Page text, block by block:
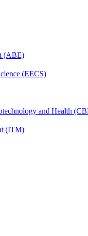
(ABE)
(EECS)
and Health
(ITM)